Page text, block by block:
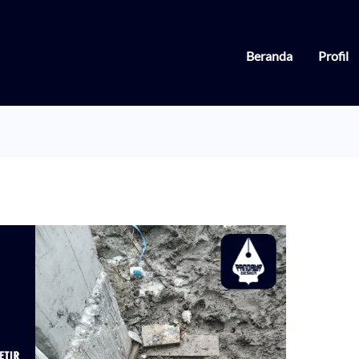
Beranda Profil